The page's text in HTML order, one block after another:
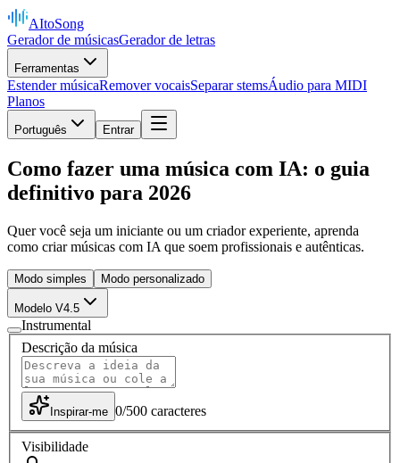
AItoSong
Gerador de músicasGerador de letras
Ferramentas
Estender músicaRemover vocaisSeparar stemsÁudio para MIDI
Planos
Português Entrar
Como fazer uma música com IA: o guia
definitivo para 2026
Quer você seja um iniciante ou um criador experiente, aprenda
como criar músicas com IA que soem profissionais e autênticas.
Modo simples Modo personalizado
Modelo V4.5
Instrumental
Descrição da música
Inspirar-me 0/500 caracteres
Visibilidade